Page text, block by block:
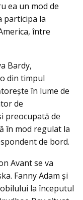
ea un mod de
participa la
între
Bardy,
din timpul
în lume de
de
preocupată de
în mod regulat la
de bord.
Avant se va
Fanny Adam și
la începutul